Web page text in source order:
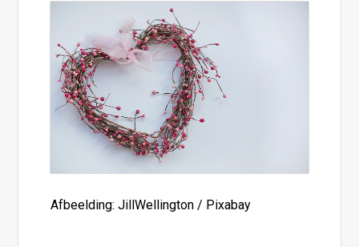
Afbeelding: JillWellington / Pixabay